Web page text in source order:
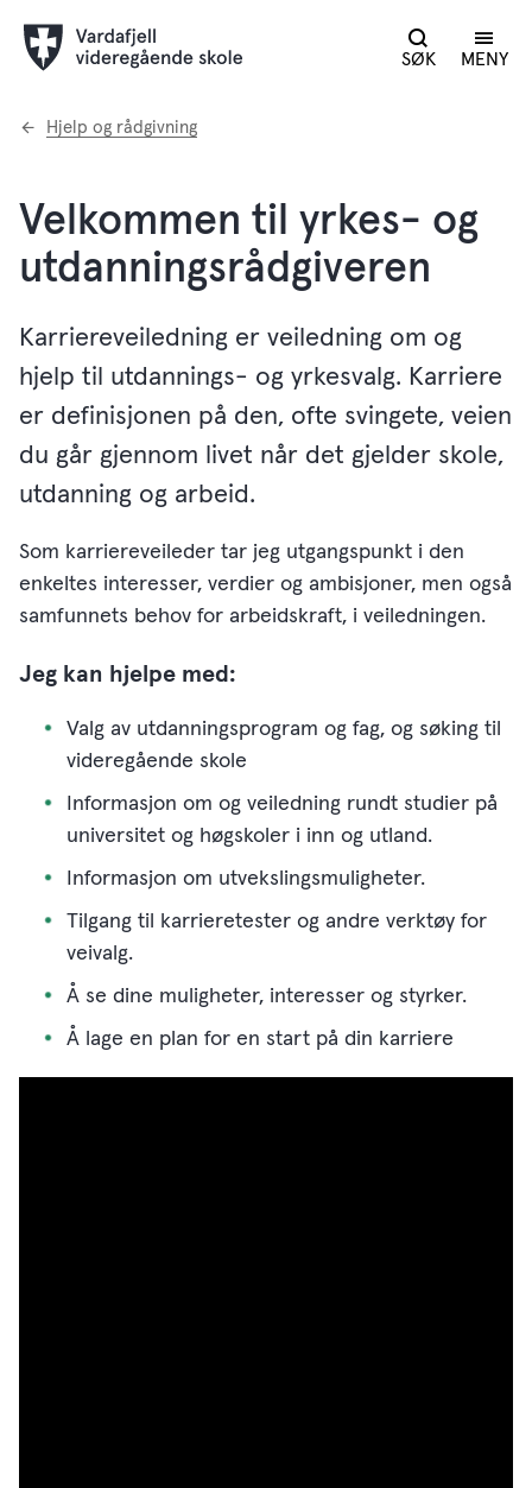
SØK MENY
Du
Hjelp og rådgivning
Velkommen til yrkes- og
utdanningsrådgiveren
Karriereveiledning er veiledning om og
hjelp til utdannings- og yrkesvalg. Karriere
er definisjonen på den, ofte svingete, veien
du går gjennom livet når det gjelder skole,
utdanning og arbeid.
Som karriereveileder tar jeg utgangspunkt i den
enkeltes interesser, verdier og ambisjoner, men også
samfunnets behov for arbeidskraft, i veiledningen.
Jeg kan hjelpe med:
Valg av utdanningsprogram og fag, og søking til
videregående skole
Informasjon om og veiledning rundt studier på
universitet og høgskoler i inn og utland.
Informasjon om utvekslingsmuligheter.
Tilgang til karrieretester og andre verktøy for
veivalg.
Å se dine muligheter, interesser og styrker.
Å lage en plan for en start på din karriere